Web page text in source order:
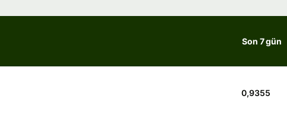
Son 7 gün
0,9355